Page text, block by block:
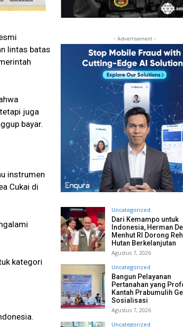
lintas batas
juga
bayar.
instrumen
Cukai di
kategori
- Advertisement -
Uncategorized
Dari Kemampo untuk
Indonesia, Herman
Menhut RI Dorong
Hutan Berkelanjutan
Agustus 7, 2026
Uncategorized
Bangun Pelayanan
Pertanahan yang
Kantah Prabumulih
Sosialisasi
Agustus 7, 2026
Uncategorized